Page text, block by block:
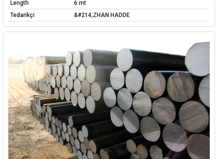
Length
6 mt
Tedarikçi
&#214;ZHAN HADDE